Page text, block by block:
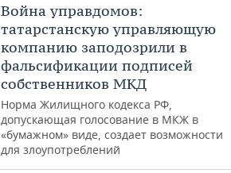
Война управдомов:
татарстанскую управляющую
компанию заподозрили в
фальсификации подписей
собственников МКД
Норма Жилищного кодекса РФ,
допускающая голосование в МКЖ в
«бумажном» виде, создает возможности
для злоупотреблений